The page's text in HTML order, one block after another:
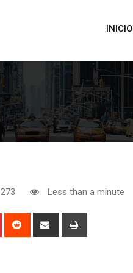
INICIO
273 Less than a minute
Pinterest Reddit
Share